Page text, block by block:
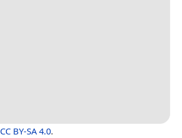
CC BY-SA 4.0.